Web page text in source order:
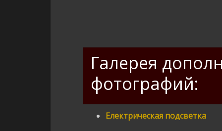
Галерея
фотографий:
Електрическая подсветка